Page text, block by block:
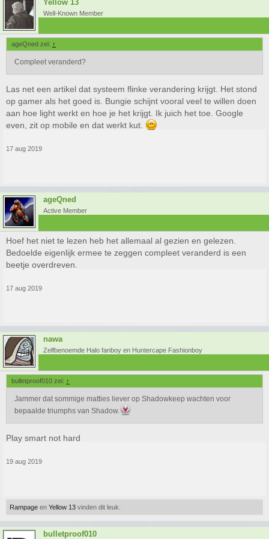
Yellow 13
Well-Known Member
ageQned zei: ↑
Compleet veranderd?
Las net een artikel dat systeem flinke verandering krijgt. Het stond
op gamer als het goed is. Bungie schijnt vooral veel te willen doen
aan hoe light werkt en hoe je het krijgt. Ik juich het toe. Google
even, zit op mobile en dat werkt kut.
17 aug 2019
ageQned
Active Member
Hoef het niet te lezen heb het allemaal al gezien en gelezen.
Bedoelde eigenlijk ermee te zeggen compleet veranderd is een
beetje overdreven.
17 aug 2019
nawa
Zelfbenoemde Halo fanboy en Huntercape Fashionboy
bulletproof010 zei: ↑
Jammer dat sommige matties liever op Shadowkeep wachten voor
bepaalde triumphs van Shadow.
Play smart not hard
19 aug 2019
Rampage en Yellow 13 vinden dit leuk.
bulletproof010